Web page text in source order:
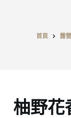
首頁 露
柚野花